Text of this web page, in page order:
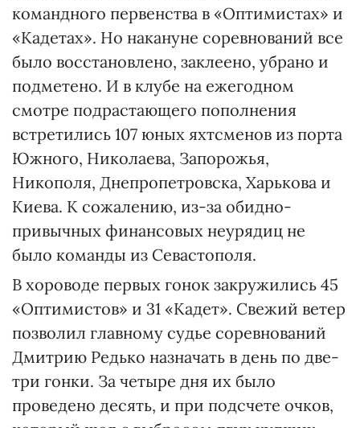
командного первенства в «Оптимистах» и
«Кадетах». Но накануне соревнований все
было восстановлено, заклеено, убрано и
подметено. И в клубе на ежегодном
смотре подрастающего пополнения
встретились 107 юных яхтсменов из порта
Южного, Николаева, Запорожья,
Никополя, Днепропетровска, Харькова и
Киева. К сожалению, из-за обидно-
привычных финансовых неурядиц не
было команды из Севастополя.
В хороводе первых гонок закружились 45
«Оптимистов» и 31 «Кадет». Свежий ветер
позволил главному судье соревнований
Дмитрию Редько назначать в день по две-
три гонки. За четыре дня их было
проведено десять, и при подсчете очков,